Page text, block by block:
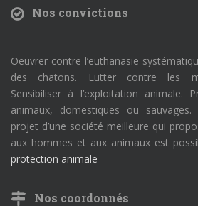
Nos convictions
Oeuvrer contre l’euthanasie
des chatons. Lutter contre les
Sensibiliser à l’exploitation animale.
animaux, domestiques ou
projet d’une société meilleure qui
aux hommes et aux animaux est
protection animale
Nos coordonnés